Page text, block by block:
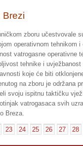
Brezi
zboru učestvovale
operativnom tehnikom
vatrogasne operativne
tehnike i
koje će biti
na zboru je održana
svoju ispitnu taktičku
vatrogasaca svih
Breza.
«
23 24 25 26 27 28